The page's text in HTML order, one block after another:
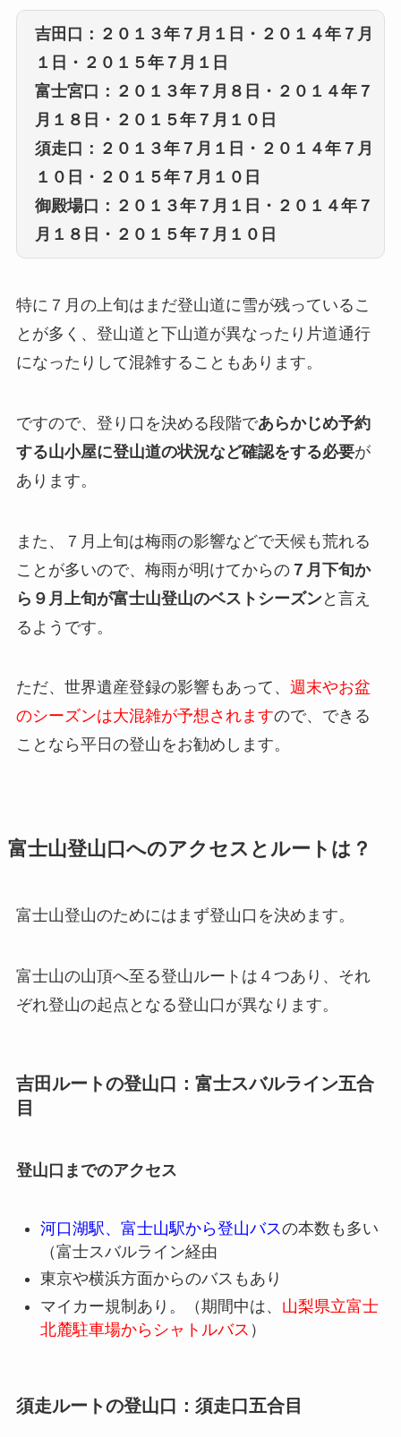
吉田口：２０１３年７月１日・２０１４年７月
１日・２０１５年７月１日
富士宮口：２０１３年７月８日・２０１４年７
月１８日・２０１５年７月１０日
須走口：２０１３年７月１日・２０１４年７月
１０日・２０１５年７月１０日
御殿場口：２０１３年７月１日・２０１４年７
月１８日・２０１５年７月１０日
特に７月の上旬はまだ登山道に雪が残っているこ
とが多く、登山道と下山道が異なったり片道通行
になったりして混雑することもあります。
ですので、登り口を決める段階であらかじめ予約
する山小屋に登山道の状況など確認をする必要が
あります。
また、７月上旬は梅雨の影響などで天候も荒れる
ことが多いので、梅雨が明けてからの７月下旬か
ら９月上旬が富士山登山のベストシーズンと言え
るようです。
ただ、世界遺産登録の影響もあって、 週末やお盆
のシーズンは大混雑が予想されますので、できる
ことなら平日の登山をお勧めします。
富士山登山口へのアクセスとルートは？
富士山登山のためにはまず登山口を決めます。
富士山の山頂へ至る登山ルートは４つあり、それ
ぞれ登山の起点となる登山口が異なります。
吉田ルートの登山口：富士スバルライン五合
目
登山口までのアクセス
河口湖駅、富士山駅から登山バスの本数も多い
（富士スバルライン経由
東京や横浜方面からのバスもあり
マイカー規制あり。（期間中は、 山梨県立富士
北麓駐車場からシャトルバス ）
須走ルートの登山口：須走口五合目